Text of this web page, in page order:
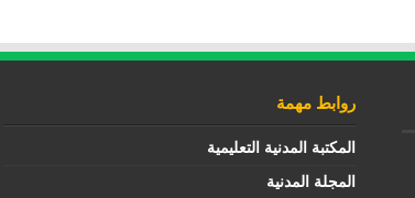
روابط مهمة
المكتبة المدنية التعليمية
المجلة المدنية